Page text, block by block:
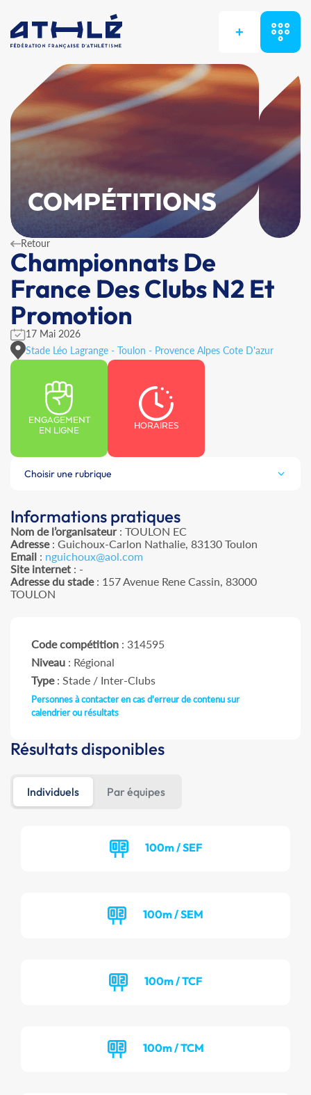
+
COMPÉTITIONS
Retour
Championnats De
France Des Clubs N2 Et
Promotion
17 Mai 2026
Stade Léo Lagrange - Toulon - Provence Alpes Cote D'azur
ENGAGEMENT
EN LIGNE
HORAIRES
Choisir une rubrique
Informations pratiques
Nom de l’organisateur: TOULON EC
Adresse: Guichoux-Carlon Nathalie, 83130 Toulon
Email : nguichoux@aol.com
Site internet : -
Adresse du stade: 157 Avenue Rene Cassin, 83000
TOULON
Code compétition : 314595
Niveau : Régional
Type: Stade / Inter-Clubs
Personnes à contacter en cas d'erreur de contenu sur
calendrier ou résultats
Résultats disponibles
Individuels Par équipes
100m / SEF
100m / SEM
100m / TCF
100m / TCM